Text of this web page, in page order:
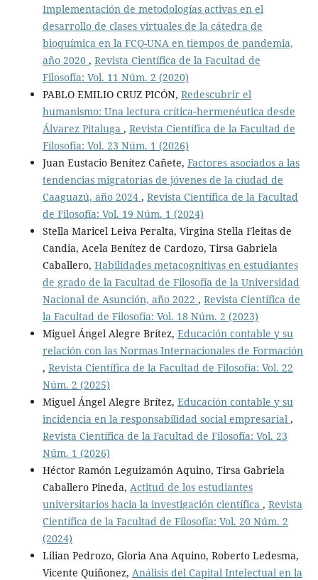
Implementación de metodologías activas en el
desarrollo de clases virtuales de la cátedra de
bioquímica en la FCQ-UNA en tiempos de pandemia,
año 2020 , Revista Científica de la Facultad de
Filosofía: Vol. 11 Núm. 2 (2020)
PABLO EMILIO CRUZ PICÓN, Redescubrir el
humanismo: Una lectura crítica‑hermenéutica desde
Álvarez Pitaluga , Revista Científica de la Facultad de
Filosofía: Vol. 23 Núm. 1 (2026)
Juan Eustacio Benítez Cañete, Factores asociados a las
tendencias migratorias de jóvenes de la ciudad de
Caaguazú, año 2024 , Revista Científica de la Facultad
de Filosofía: Vol. 19 Núm. 1 (2024)
Stella Maricel Leiva Peralta, Virgina Stella Fleitas de
Candia, Acela Benítez de Cardozo, Tirsa Gabriela
Caballero, Habilidades metacognitivas en estudiantes
de grado de la Facultad de Filosofía de la Universidad
Nacional de Asunción, año 2022 , Revista Científica de
la Facultad de Filosofía: Vol. 18 Núm. 2 (2023)
Miguel Ángel Alegre Brítez, Educación contable y su
relación con las Normas Internacionales de Formación
, Revista Científica de la Facultad de Filosofía: Vol. 22
Núm. 2 (2025)
Miguel Ángel Alegre Brítez, Educación contable y su
incidencia en la responsabilidad social empresarial ,
Revista Científica de la Facultad de Filosofía: Vol. 23
Núm. 1 (2026)
Héctor Ramón Leguizamón Aquino, Tirsa Gabriela
Caballero Pineda, Actitud de los estudiantes
universitarios hacia la investigación científica , Revista
Científica de la Facultad de Filosofía: Vol. 20 Núm. 2
(2024)
Lilian Pedrozo, Gloria Ana Aquino, Roberto Ledesma,
Vicente Quiñonez, Análisis del Capital Intelectual en la